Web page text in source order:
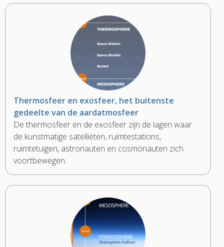
Thermosfeer en exosfeer, het buitenste
gedeelte van de aardatmosfeer
De thermosfeer en de exosfeer zijn de lagen waar
de kunstmatige satellieten, ruimtestations,
ruimtetuigen, astronauten en cosmonauten zich
voortbewegen.